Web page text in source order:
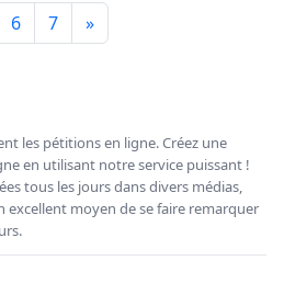
6 7 »
les pétitions en ligne. Créez une
en utilisant notre service puissant !
tous les jours dans divers médias,
excellent moyen de se faire remarquer